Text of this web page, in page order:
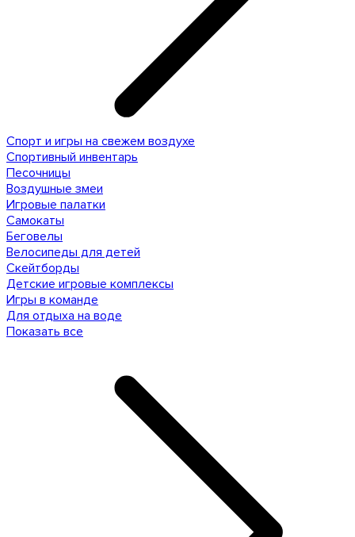
Спорт и игры на свежем воздухе
Спортивный инвентарь
Песочницы
Воздушные змеи
Игровые палатки
Самокаты
Беговелы
Велосипеды для детей
Скейтборды
Детские игровые комплексы
Игры в команде
Для отдыха на воде
Показать все